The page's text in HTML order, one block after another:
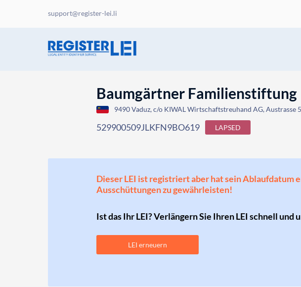
support@register-lei.li
Baumgärtner Familienstiftung
9490 Vaduz, c/o KIWAL Wirtschaftstreuhand AG, Austrasse
529900509JLKFN9BO619 LAPSED
Dieser LEI ist registriert aber hat sein Ablaufdatum
Ausschüttungen zu gewährleisten!
Ist das Ihr LEI? Verlängern Sie Ihren LEI schnell und
LEI erneuern